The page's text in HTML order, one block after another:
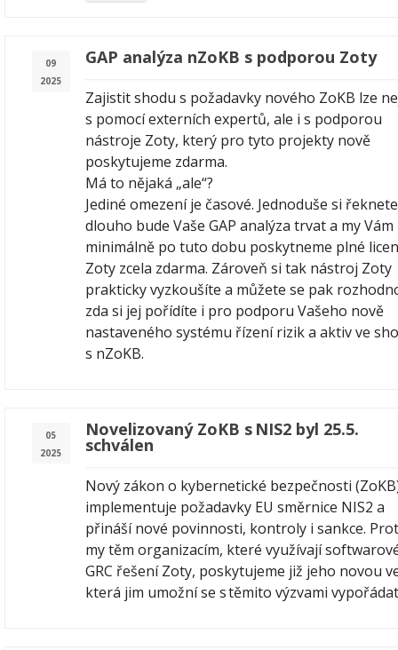
09
2025
GAP analýza nZoKB s podporou Zoty
Zajistit shodu s požadavky nového ZoKB lze
s pomocí externích expertů, ale i s podporou
nástroje Zoty, který pro tyto projekty nově
poskytujeme zdarma.
Má to nějaká „ale“?
Jediné omezení je časové. Jednoduše si
dlouho bude Vaše GAP analýza trvat a my Vám
minimálně po tuto dobu poskytneme plné
Zoty zcela zdarma. Zároveň si tak nástroj Zoty
prakticky vyzkoušíte a můžete se pak
zda si jej pořídíte i pro podporu Vašeho nově
nastaveného systému řízení rizik a aktiv ve
s nZoKB.
05
2025
Novelizovaný ZoKB s NIS2 byl 25.5.
schválen
Nový zákon o kybernetické bezpečnosti
implementuje požadavky EU směrnice NIS2 a
přináší nové povinnosti, kontroly i sankce.
my těm organizacím, které využívají
GRC řešení Zoty, poskytujeme již jeho novou
která jim umožní se s těmito výzvami